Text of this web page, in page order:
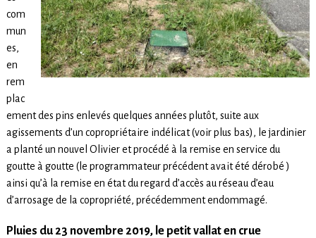
com
mun
es,
en
rem
plac
ement des pins enlevés quelques années plutôt, suite aux
agissements d’un copropriétaire indélicat (voir plus bas), le jardinier
a planté un nouvel Olivier et procédé à la remise en service du
goutte à goutte (le programmateur précédent avait été dérobé )
ainsi qu’à la remise en état du regard d’accès au réseau d’eau
d’arrosage de la copropriété, précédemment endommagé.
Pluies du 23 novembre 2019, le petit vallat en crue